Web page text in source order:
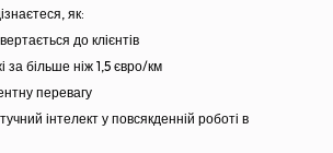
як:
до клієнтів
за більше ніж 1,5 євро/км
перевагу
інтелект у повсякденній роботі в